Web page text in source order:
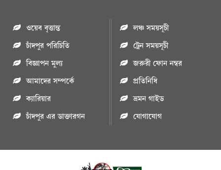
ওয়েব বৃত্তান্ত
চাঁদপুর পরিচিতি
বিজ্ঞাপন মুল্য
আমাদের সম্পর্কে
ক্যারিয়ার
চাঁদপুর এর ডাক্তারগন
লঞ্চ সময়সূচী
ট্রেন সময়সূচী
জরুরী ফোন নম্বর
প্রতিনিধি
ভ্রমন গাইড
যোগাযোগ